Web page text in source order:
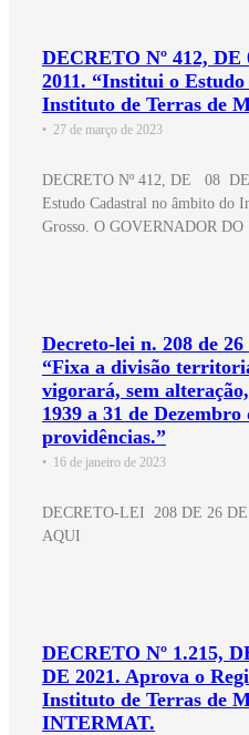
DECRETO Nº 412,
2011. “Institui o
Instituto de Terras de
• 27 de março de 2023
DECRETO Nº 412, DE 08
Estudo Cadastral no âmbito do
Grosso. O GOVERNADOR
Decreto-lei n. 208 de
“Fixa a divisão
vigorará, sem
1939 a 31 de
providências.”
• 16 de janeiro de 2023
DECRETO-LEI 208 DE 26
AQUI
DECRETO Nº 1.215,
DE 2021. Aprova o
Instituto de Terras de
INTERMAT.